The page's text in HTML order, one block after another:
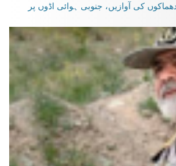
کی آوازیں، جنوبی ہوائی اڈوں پر